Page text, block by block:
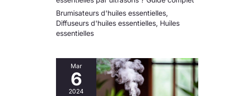
Brumisateurs d'huiles essentielles,
Diffuseurs d'huiles essentielles, Huiles
essentielles
Mar
6
2024